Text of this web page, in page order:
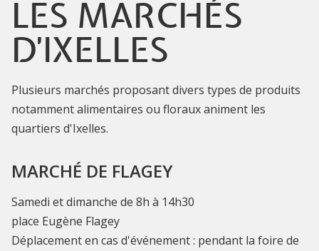
LES MARCHÉS
D'IXELLES
Plusieurs marchés proposant divers types de produits
notamment alimentaires ou floraux animent les
quartiers d'Ixelles.
MARCHÉ DE FLAGEY
Samedi et dimanche de 8h à 14h30
place Eugène Flagey
Déplacement en cas d'événement : pendant la foire de